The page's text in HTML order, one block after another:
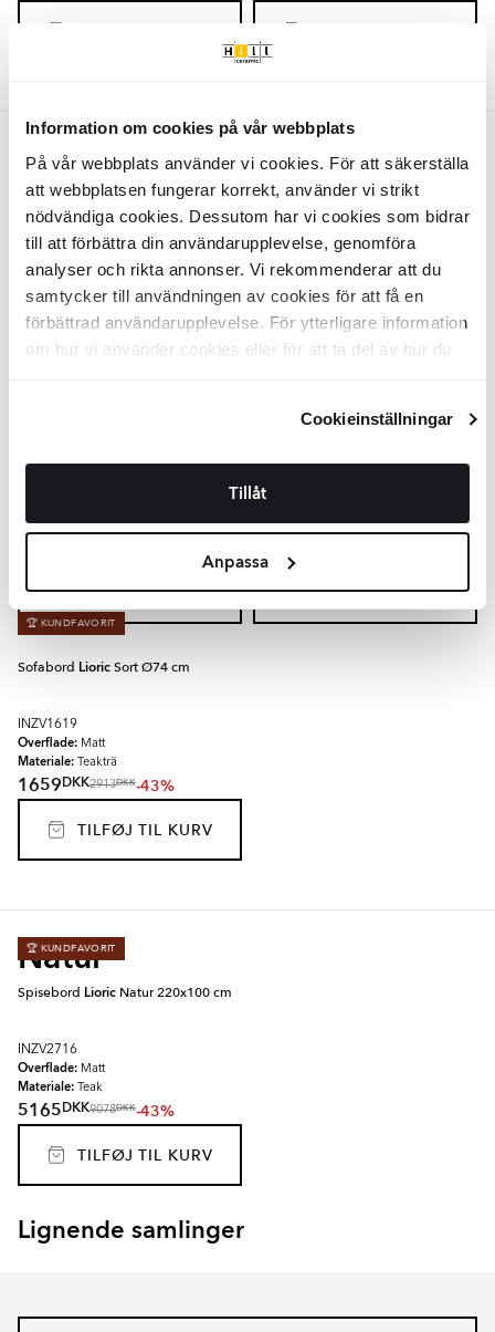
Information om cookies på vår webbplats
På vår webbplats använder vi cookies. För att säkerställa
att webbplatsen fungerar korrekt, använder vi strikt
nödvändiga cookies. Dessutom har vi cookies som bidrar
till att förbättra din användarupplevelse, genomföra
analyser och rikta annonser. Vi rekommenderar att du
samtycker till användningen av cookies för att få en
förbättrad användarupplevelse. För ytterligare information
om hur vi använder cookies eller för att ta del av hur du
Cookieinställningar
Tillåt
Anpassa
Sort
SpisebordLioricSort 180x90 cm
INZV1584
Overflade:Matt
Materiale: Teakträ
3669DKK -43%
TILFØJ TIL KURV
SpisebordLioricSort 160x78 cm
INZV1583
Overflade:Matt
Materiale: Teakträ
3238 DKK -43%
TILFØJ TIL KURV
Materiale:Teakträ
TILFØJ TIL KURV
SpisebordLioricSort 220x100 cm
INZV1586
Materiale:Teakträ
TILFØJ TIL KURV
🏆 KUNDFAVORIT
Sofabord LioricSort Ø74 cm
INZV1619
Overflade: Matt
Materiale: Teakträ
1659DKK2913DKK-43%
TILFØJ TIL KURV
Natur
🏆 KUNDFAVORIT
Spisebord Lioric Natur 220x100 cm
INZV2716
Overflade: Matt
Materiale: Teak
5165DKK9078DKK-43%
TILFØJ TIL KURV
Lignende samlinger
SKADI